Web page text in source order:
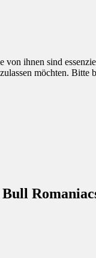
ihnen sind
möchten.